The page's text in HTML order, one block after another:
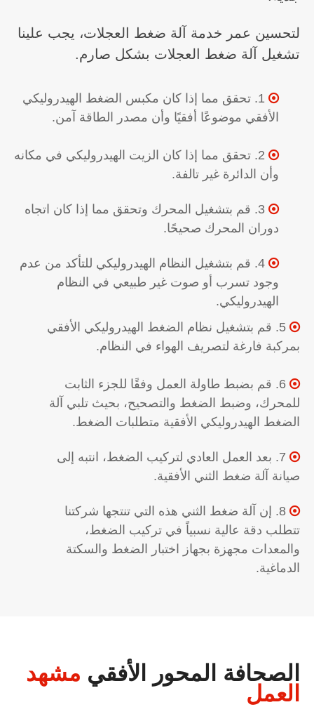
لتحسين عمر خدمة آلة ضغط العجلات، يجب علينا
تشغيل آلة ضغط العجلات بشكل صارم.

1. تحقق مما إذا كان مكبس الضغط الهيدروليكي
الأفقي موضوعًا أفقيًا وأن مصدر الطاقة آمن.

2. تحقق مما إذا كان الزيت الهيدروليكي في مكانه
وأن الدائرة غير تالفة.

3. قم بتشغيل المحرك وتحقق مما إذا كان اتجاه
دوران المحرك صحيحًا.

4. قم بتشغيل النظام الهيدروليكي للتأكد من عدم
وجود تسرب أو صوت غير طبيعي في النظام
الهيدروليكي.

5. قم بتشغيل نظام الضغط الهيدروليكي الأفقي
بمركبة فارغة لتصريف الهواء في النظام.

6. قم بضبط طاولة العمل وفقًا للجزء الثابت
للمحرك، وضبط الضغط والتصحيح، بحيث تلبي آلة
الضغط الهيدروليكي الأفقية متطلبات الضغط.

7. بعد العمل العادي لتركيب الضغط، انتبه إلى
صيانة آلة ضغط الثني الأفقية.

8. إن آلة ضغط الثني هذه التي تنتجها شركتنا
تتطلب دقة عالية نسبياً في تركيب الضغط،
والمعدات مجهزة بجهاز اختبار الضغط والسكتة
الدماغية.
الصحافة المحور الأفقي مشهد
العمل